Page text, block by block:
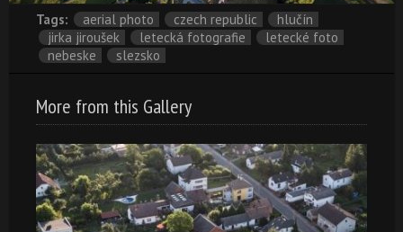
Tags: aerial photo czech republic
hlučín
jirka jiroušek
letecká fotografie
letecké foto
nebeske
slezsko
More from this Gallery